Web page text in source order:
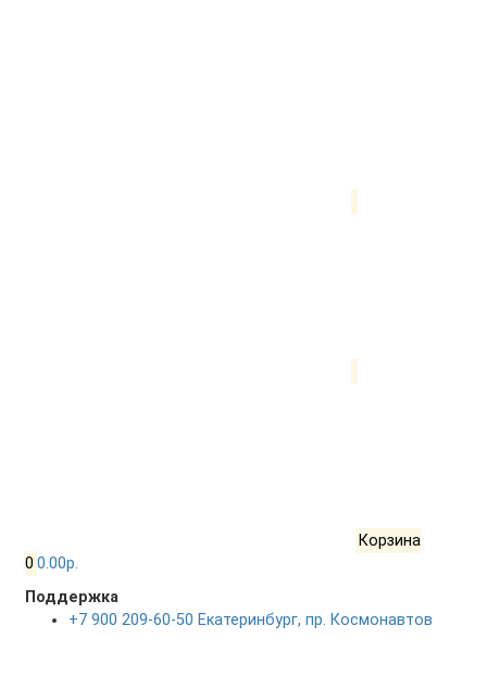
Корзина
0 0.00р.
Поддержка
+7 900 209-60-50 Екатеринбург, пр. Космонавтов